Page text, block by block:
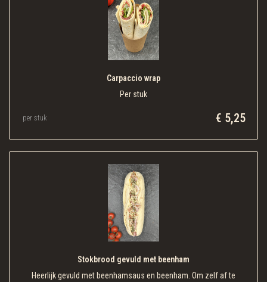
Carpaccio wrap
Per stuk
€ 5,25
per stuk
Stokbrood gevuld met beenham
Heerlijk gevuld met beenhamsaus en beenham. Om zelf af te